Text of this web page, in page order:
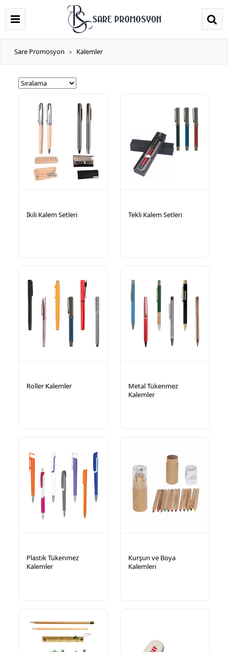
Sare Promosyon Kalemler
İkili Kalem Setleri Tekli Kalem Setleri
Roller Kalemler
Metal Tükenmez
Kalemler
Plastik Tükenmez
Kalemler
Kurşun ve Boya
Kalemleri